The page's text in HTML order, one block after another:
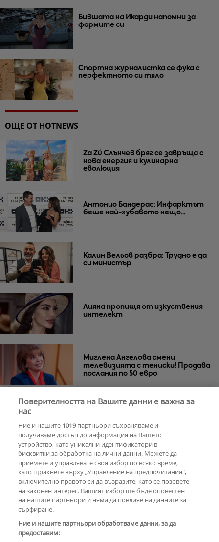
Бившата на Икарди напомни за
формите си
Спортна журналистка се фука с
перфектното си тяло
ОЩЕ ОТ HOTNEWS
Za Zú Слънчев бряг се завръща с
нова енергия и кулинарна
еволюция
Антонио Бандерас: Инфарктът
беше най-хубавото нещо...
Калин Вельов разбра: Трудно е да
си министър
Лияна пропищя от изкуствения
интелект
Миглена Ангелова смени
телевизията с тениски! Продава
послания по 50 евро
РЕКЛАМА
КОМЕНТАРИ
Поверителността на Вашите данни е важна за
нас
Ние и нашите 1019партньори съхраняваме и
получаваме достъп до информация на Вашето
устройство, като уникални идентификатори в
бисквитки за обработка на лични данни. Можете да
приемете и управлявате своя избор по всяко време,
като щракнете върху „Управление на предпочитания“,
включително правото си да възразите, като се позовете
на законен интерес. Вашият избор ще бъде оповестен
на нашите партньори и няма да повлияе на данните за
сърфиране.
Ние и нашите партньори обработваме данни, за да
предоставим: